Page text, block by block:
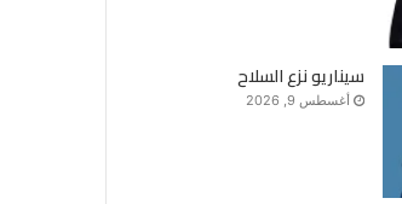
سيناريو نزع السلاح
أغسطس 9, 2026